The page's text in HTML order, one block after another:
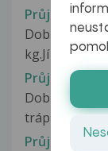
Průjem
Dobrý den,
kg.Jí čtyřikrát
Průjem
Dobrý den,
trápí věčný
Průjem